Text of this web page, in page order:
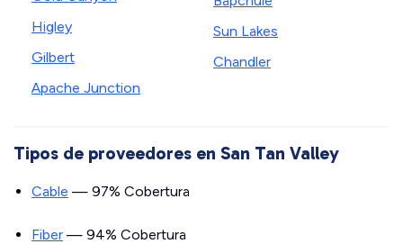
Higley
Gilbert
Apache Junction
Sun Lakes
Chandler
Tipos de proveedores en San Tan Valley
Cable — 97% Cobertura
Fiber — 94% Cobertura